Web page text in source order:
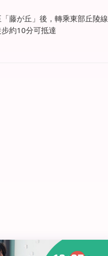
藤が丘」後，轉乘東部丘陵線
約10分可抵達